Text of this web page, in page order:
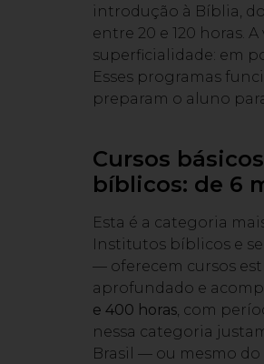
introdução à Bíblia,
entre 20 e 120 horas.
superficialidade: em
Esses programas
preparam o aluno
Cursos
bíblicos: de 6
Esta é a categoria
Institutos bíblicos e
— oferecem cursos
aprofundado e
e 400 horas, com
nessa categoria
Brasil — ou mesmo